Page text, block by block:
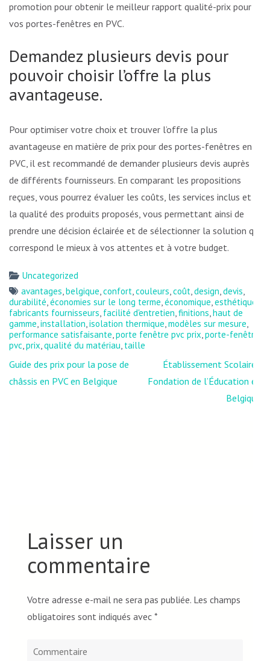
promotion pour obtenir le meilleur rapport qualité-prix pour
vos portes-fenêtres en PVC.
Demandez plusieurs devis pour
pouvoir choisir l’offre la plus
avantageuse.
Pour optimiser votre choix et trouver l’offre la plus
avantageuse en matière de prix pour des portes-fenêtres en
PVC, il est recommandé de demander plusieurs devis auprès
de différents fournisseurs. En comparant les propositions
reçues, vous pourrez évaluer les coûts, les services inclus et
la qualité des produits proposés, vous permettant ainsi de
prendre une décision éclairée et de sélectionner la solution qui
correspond le mieux à vos attentes et à votre budget.
Uncategorized
avantages,belgique,confort,couleurs,coût,design,devis,
durabilité,économies sur le long terme,économique,esthétique
fabricants fournisseurs, facilité d'entretien,finitions,haut de
gamme,installation,isolation thermique,modèles sur mesure,
performance satisfaisante,porte fenêtre pvc prix,porte-fenêtre
pvc,prix,qualité du matériau, taille
Navigation
de
Guide des prix pour la pose de
châssis en PVC en Belgique
Établissement Scolaire :
Fondation de l’Éducation en
Belgique
Laisser un
commentaire
Votre adresse e-mail ne sera pas publiée. Les champs
obligatoires sont indiqués avec *
Commentaire